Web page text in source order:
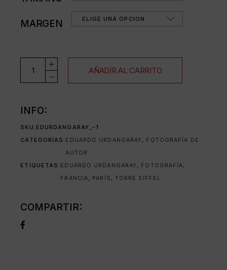
MARGEN ELIGE UNA OPCIÓN
PARÍS II cantidad
AÑADIR AL CARRITO
INFO:
SKU: EDURDANGARAY_-1
CATEGORÍAS: EDUARDO URDANGARAY, FOTOGRAFÍA DE
AUTOR
ETIQUETAS: EDUARDO URDANGARAY, FOTOGRAFÍA,
FRANCIA, PARÍS , TORRE EIFFEL
COMPARTIR: